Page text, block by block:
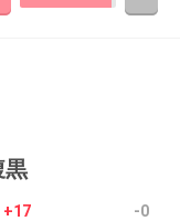
黒
+17 -0